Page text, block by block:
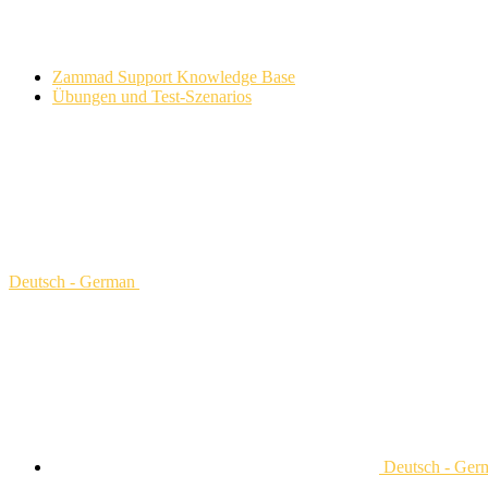
Zammad Support Knowledge Base
Übungen und Test-Szenarios
Deutsch - German
Deutsch -